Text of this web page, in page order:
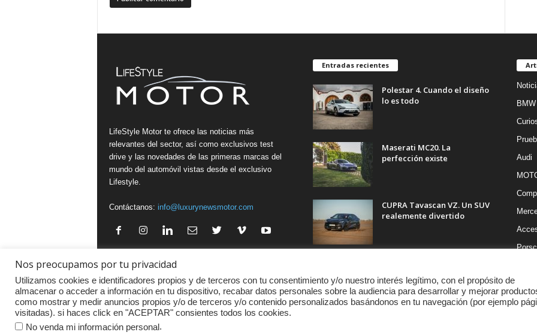
LifeStyle Motor te ofrece las noticias más
relevantes del sector, así como exclusivos test
drive y las novedades de las primeras marcas del
mundo del automóvil vistas desde el exclusivo
Lifestyle.
Contáctanos: info@luxurynewsmotor.com
Entradas recientes
Polestar 4. Cuando el diseño
lo es todo
Maserati MC20. La
perfección existe
CUPRA Tavascan VZ. Un SUV
realemente divertido
BMW
Audi
© Copyright 2015-2019 | LifeStyle Motor |
Nos preocupamos por tu privacidad
Utilizamos cookies e identificadores propios y de terceros con tu consentimiento y/o nuestro interés legítimo, con el propósito de
almacenar o acceder a información en tu dispositivo, recabar datos personales sobre la audiencia para desarrollar y mejorar
como mostrar y medir anuncios propios y/o de terceros y/o contenido personalizados basándonos en tu navegación (por ejemplo
visitadas). si haces click en "ACEPTAR" consientes todos los cookies.
No venda mi información personal .